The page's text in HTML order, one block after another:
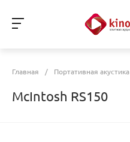
Главная / Портативная акустика
McIntosh RS150